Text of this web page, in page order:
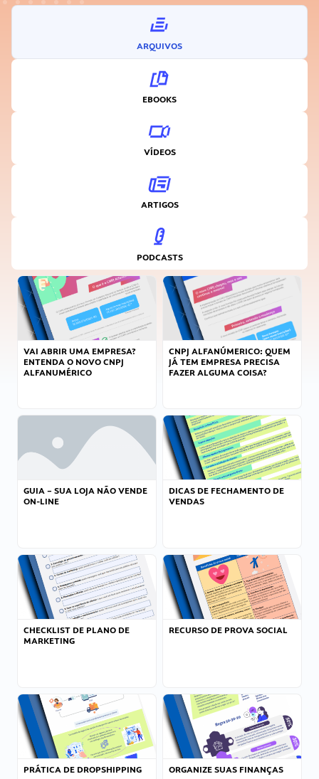
ARQUIVOS
EBOOKS
VÍDEOS
ARTIGOS
PODCASTS
VAI ABRIR UMA EMPRESA?
ENTENDA O NOVO CNPJ
ALFANUMÉRICO
CNPJ ALFANÚMERICO: QUEM
JÁ TEM EMPRESA PRECISA
FAZER ALGUMA COISA?
GUIA – SUA LOJA NÃO VENDE
ON-LINE
DICAS DE FECHAMENTO DE
VENDAS
CHECKLIST DE PLANO DE
MARKETING
RECURSO DE PROVA SOCIAL
PRÁTICA DE DROPSHIPPING ORGANIZE SUAS FINANÇAS